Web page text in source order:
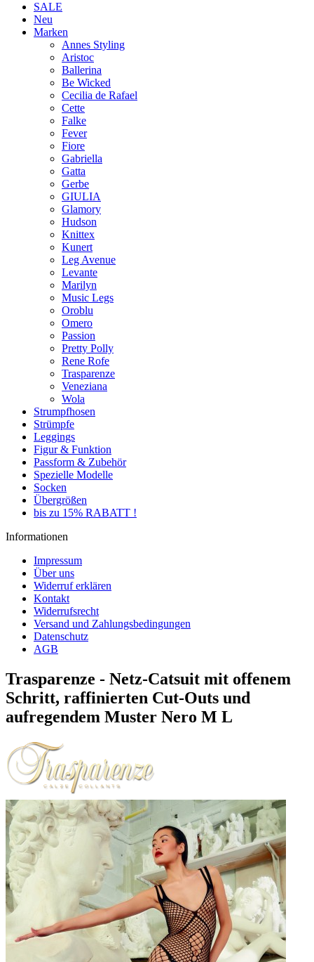
SALE
Neu
Marken
Annes Styling
Aristoc
Ballerina
Be Wicked
Cecilia de Rafael
Cette
Falke
Fever
Fiore
Gabriella
Gatta
Gerbe
GIULIA
Glamory
Hudson
Knittex
Kunert
Leg Avenue
Levante
Marilyn
Music Legs
Oroblu
Omero
Passion
Pretty Polly
Rene Rofe
Trasparenze
Veneziana
Wola
Strumpfhosen
Strümpfe
Leggings
Figur & Funktion
Passform & Zubehör
Spezielle Modelle
Socken
Übergrößen
bis zu 15% RABATT !
Informationen
Impressum
Über uns
Widerruf erklären
Kontakt
Widerrufsrecht
Versand und Zahlungsbedingungen
Datenschutz
AGB
Trasparenze - Netz-Catsuit mit offenem
Schritt, raffinierten Cut-Outs und
aufregendem Muster Nero M L